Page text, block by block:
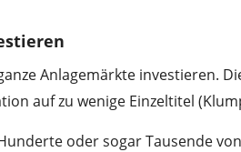
Anlagemärkte investieren.
auf zu wenige Einzeltitel
oder sogar Tausende von